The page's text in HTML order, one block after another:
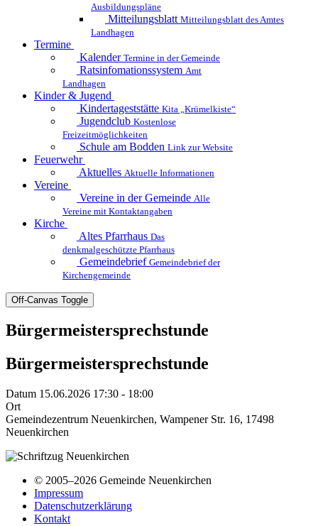
Ausbildungspläne
Mitteilungsblatt Mitteilungsblatt des Amtes
Landhagen
Termine
Kalender Termine in der Gemeinde
Ratsinfomationssystem Amt
Landhagen
Kinder & Jugend
Kindertageststätte Kita „Krümelkiste“
Jugendclub Kostenlose
Freizeitmöglichkeiten
Schule am Bodden Link zur Website
Feuerwehr
Aktuelles Aktuelle Informationen
Vereine
Vereine in der Gemeinde Alle
Vereine mit Kontaktangaben
Kirche
Altes Pfarrhaus Das
denkmalgeschützte Pfarrhaus
Gemeindebrief Gemeindebrief der
Kirchengemeinde
Off-Canvas Toggle
Bürgermeistersprechstunde
Bürgermeistersprechstunde
Datum 15.06.2026 17:30 - 18:00
Ort
Gemeindezentrum Neuenkirchen, Wampener Str. 16, 17498
Neuenkirchen
© 2005–2026 Gemeinde Neuenkirchen
Impressum
Datenschutzerklärung
Kontakt